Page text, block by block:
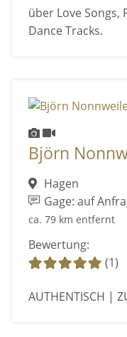
über Love Songs,
Dance Tracks.
Björn
Hagen
Gage: auf
ca. 79 km entfernt
Bewertung:
(1)
AUTHENTISCH |